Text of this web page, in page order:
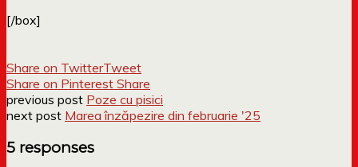
[/box]
Share on TwitterTweet
Share on Pinterest Share
previous post Poze cu pisici
next post Marea înzăpezire din februarie '25
5 responses